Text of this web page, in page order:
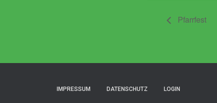
Pfarrfest
IMPRESSUM DATENSCHUTZ LOGIN